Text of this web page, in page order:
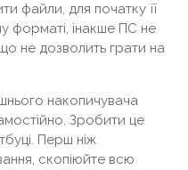
файли, для початку її
форматі, інакше ПС не
не дозволить грати на
накопичувача
Зробити це
Перш ніж
скопіюйте всю